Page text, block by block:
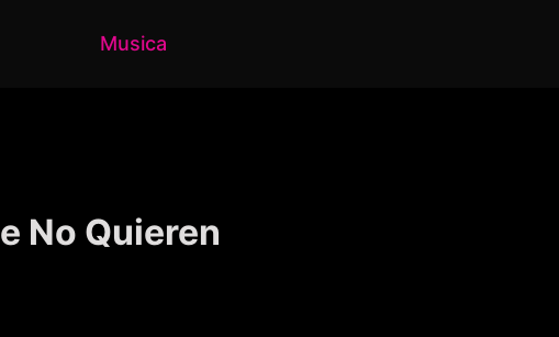
Musica
No Quieren